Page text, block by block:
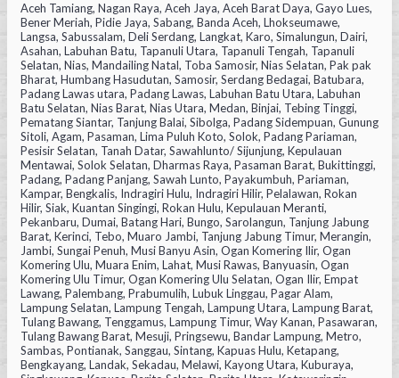
Aceh Tamiang, Nagan Raya, Aceh Jaya, Aceh Barat Daya, Gayo Lues,
Bener Meriah, Pidie Jaya, Sabang, Banda Aceh, Lhokseumawe,
Langsa, Sabussalam, Deli Serdang, Langkat, Karo, Simalungun, Dairi,
Asahan, Labuhan Batu, Tapanuli Utara, Tapanuli Tengah, Tapanuli
Selatan, Nias, Mandailing Natal, Toba Samosir, Nias Selatan, Pak pak
Bharat, Humbang Hasudutan, Samosir, Serdang Bedagai, Batubara,
Padang Lawas utara, Padang Lawas, Labuhan Batu Utara, Labuhan
Batu Selatan, Nias Barat, Nias Utara, Medan, Binjai, Tebing Tinggi,
Pematang Siantar, Tanjung Balai, Sibolga, Padang Sidempuan, Gunung
Sitoli, Agam, Pasaman, Lima Puluh Koto, Solok, Padang Pariaman,
Pesisir Selatan, Tanah Datar, Sawahlunto/ Sijunjung, Kepulauan
Mentawai, Solok Selatan, Dharmas Raya, Pasaman Barat, Bukittinggi,
Padang, Padang Panjang, Sawah Lunto, Payakumbuh, Pariaman,
Kampar, Bengkalis, Indragiri Hulu, Indragiri Hilir, Pelalawan, Rokan
Hilir, Siak, Kuantan Singingi, Rokan Hulu, Kepulauan Meranti,
Pekanbaru, Dumai, Batang Hari, Bungo, Sarolangun, Tanjung Jabung
Barat, Kerinci, Tebo, Muaro Jambi, Tanjung Jabung Timur, Merangin,
Jambi, Sungai Penuh, Musi Banyu Asin, Ogan Komering Ilir, Ogan
Komering Ulu, Muara Enim, Lahat, Musi Rawas, Banyuasin, Ogan
Komering Ulu Timur, Ogan Komering Ulu Selatan, Ogan Ilir, Empat
Lawang, Palembang, Prabumulih, Lubuk Linggau, Pagar Alam,
Lampung Selatan, Lampung Tengah, Lampung Utara, Lampung Barat,
Tulang Bawang, Tenggamus, Lampung Timur, Way Kanan, Pasawaran,
Tulang Bawang Barat, Mesuji, Pringsewu, Bandar Lampung, Metro,
Sambas, Pontianak, Sanggau, Sintang, Kapuas Hulu, Ketapang,
Bengkayang, Landak, Sekadau, Melawi, Kayong Utara, Kuburaya,